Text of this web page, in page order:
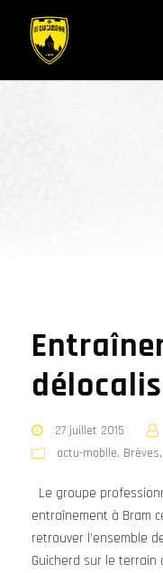
27 juillet 2015
actu-mobile, Brèves,
Le groupe
entraînement à Bram
retrouver l’ensemble
Guicherd sur le terrain